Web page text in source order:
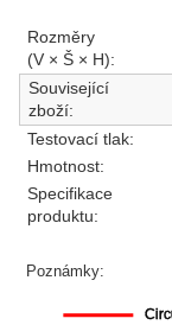
Rozměry
(V × Š × H):
Související
zboží:
Testovací tlak:
Hmotnost:
Specifikace
produktu:
Poznámky: